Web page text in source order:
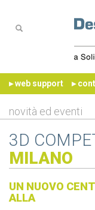
▸ web support ▸
novità ed eventi
3D
MILANO
UN NUOVO
ALLA